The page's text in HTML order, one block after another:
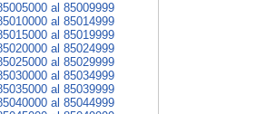
al 85009999
al 85014999
al 85019999
al 85024999
al 85029999
al 85034999
al 85039999
al 85044999